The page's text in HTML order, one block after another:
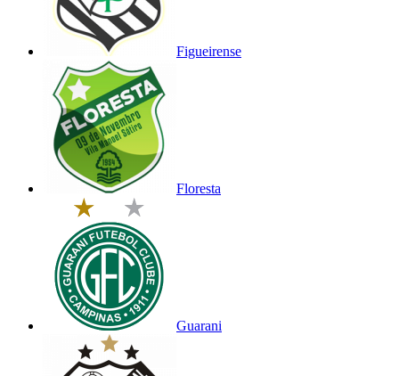
Figueirense
Floresta
Guarani